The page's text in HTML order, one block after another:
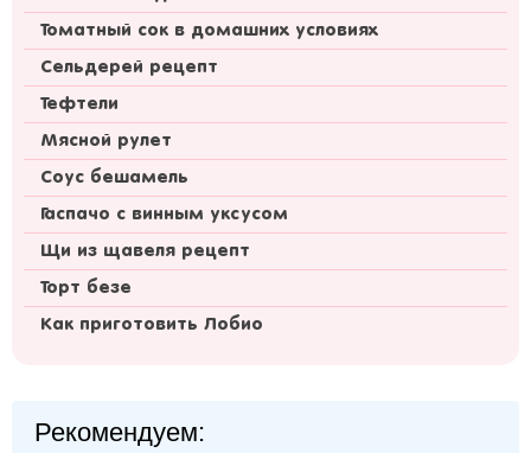
Томатный сок в домашних условиях
Сельдерей рецепт
Тефтели
Мясной рулет
Соус бешамель
Гаспачо с винным уксусом
Щи из щавеля рецепт
Торт безе
Как приготовить Лобио
Рекомендуем: